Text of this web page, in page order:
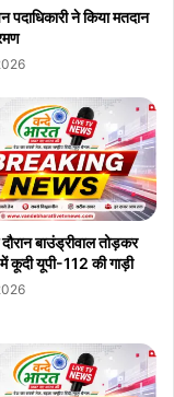
पदाधिकारी ने किया मतदान
बाउंड्रीवाल तोड़कर
कूदी यूपी-112 की गाड़ी